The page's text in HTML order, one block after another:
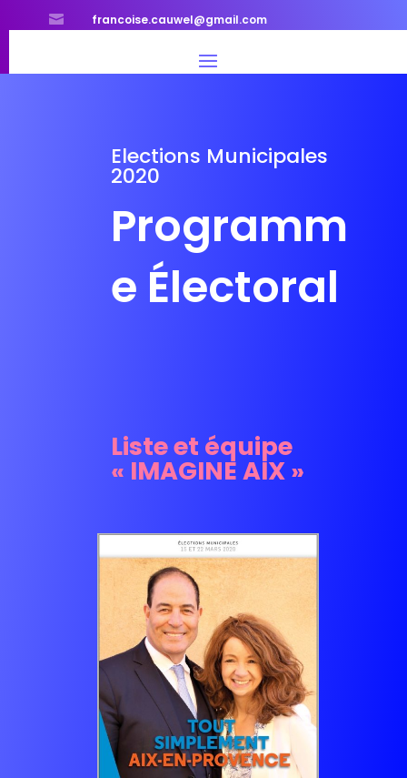
 francoise.cauwel@gmail.com
Elections Municipales
2020
Programm
e Électoral
Liste et équipe
« IMAGINE AIX »